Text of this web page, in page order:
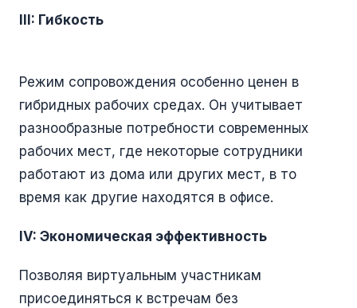
III: Гибкость
Режим сопровождения особенно ценен в
гибридных рабочих средах. Он учитывает
разнообразные потребности современных
рабочих мест, где некоторые сотрудники
работают из дома или других мест, в то
время как другие находятся в офисе.
IV: Экономическая эффективность
Позволяя виртуальным участникам
присоединяться к встречам без